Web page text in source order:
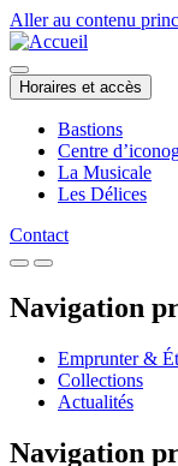
Aller au contenu
Horaires et accès
Bastions
Centre
La Musicale
Les Délices
Contact
Navigation
Emprunter &
Collections
Actualités
Navigation